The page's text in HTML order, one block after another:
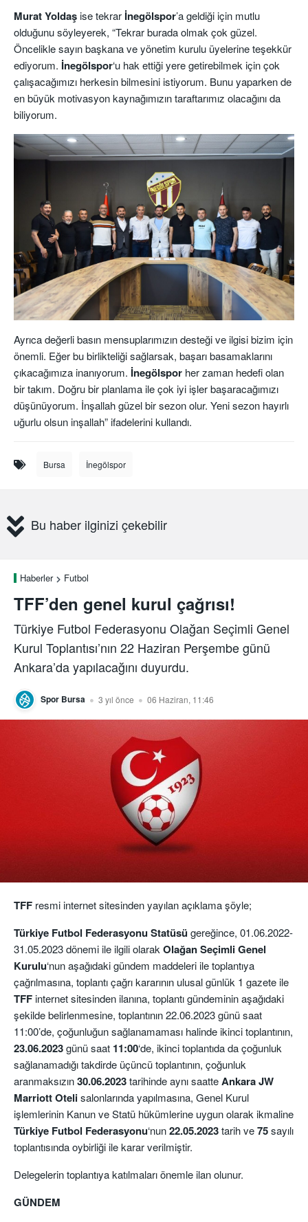
Murat Yoldaşise tekrar İnegölspor’a geldiği için mutlu
olduğunu söyleyerek, “Tekrar burada olmak çok güzel.
Öncelikle sayın başkana ve yönetim kurulu üyelerine teşekkür
ediyorum. İnegölspor‘u hak ettiği yere getirebilmek için çok
çalışacağımızı herkesin bilmesini istiyorum. Bunu yaparken de
en büyük motivasyon kaynağımızın taraftarımız olacağını da
biliyorum.
Ayrıca değerli basın mensuplarımızın desteği ve ilgisi bizim için
önemli. Eğer bu birlikteliği sağlarsak, başarı basamaklarını
çıkacağımıza inanıyorum. İnegölspor her zaman hedefi olan
bir takım. Doğru bir planlama ile çok iyi işler başaracağımızı
düşünüyorum. İnşallah güzel bir sezon olur. Yeni sezon hayırlı
uğurlu olsun inşallah” ifadelerini kullandı.
Bursa İnegölspor
Bu haber ilginizi çekebilir
Haberler Futbol
TFF’den genel kurul çağrısı!
Türkiye Futbol Federasyonu Olağan Seçimli Genel
Kurul Toplantısı’nın 22 Haziran Perşembe günü
Ankara’da yapılacağını duyurdu.
Spor Bursa 3 yıl önce 06 Haziran, 11:46
TFF resmi internet sitesinden yayılan açıklama şöyle;
Türkiye Futbol Federasyonu Statüsügereğince, 01.06.2022-
31.05.2023 dönemi ile ilgili olarak Olağan Seçimli Genel
Kurulu‘nun aşağıdaki gündem maddeleri ile toplantıya
çağrılmasına, toplantı çağrı kararının ulusal günlük 1 gazete ile
TFFinternet sitesinden ilanına, toplantı gündeminin aşağıdaki
şekilde belirlenmesine, toplantının 22.06.2023 günü saat
11:00’de, çoğunluğun sağlanamaması halinde ikinci toplantının,
23.06.2023günü saat 11:00‘de, ikinci toplantıda da çoğunluk
sağlanamadığı takdirde üçüncü toplantının, çoğunluk
aranmaksızın30.06.2023tarihinde aynı saatteAnkara JW
Marriott Otelisalonlarında yapılmasına, Genel Kurul
işlemlerinin Kanun ve Statü hükümlerine uygun olarak ikmaline
Türkiye Futbol Federasyonu‘nun22.05.2023tarih ve75sayılı
toplantısında oybirliği ile karar verilmiştir.
Delegelerin toplantıya katılmaları önemle ilan olunur.
GÜNDEM